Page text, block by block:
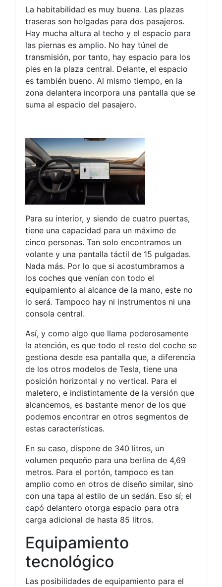
La habitabilidad es muy buena. Las plazas
traseras son holgadas para dos pasajeros.
Hay mucha altura al techo y el espacio para
las piernas es amplio. No hay túnel de
transmisión, por tanto, hay espacio para los
pies en la plaza central. Delante, el espacio
es también bueno. Al mismo tiempo, en la
zona delantera incorpora una pantalla que se
suma al espacio del pasajero.
Para su interior, y siendo de cuatro puertas,
tiene una capacidad para un máximo de
cinco personas. Tan solo encontramos un
volante y una pantalla táctil de 15 pulgadas.
Nada más. Por lo que si acostumbramos a
los coches que venían con todo el
equipamiento al alcance de la mano, este no
lo será. Tampoco hay ni instrumentos ni una
consola central.
Así, y como algo que llama poderosamente
la atención, es que todo el resto del coche se
gestiona desde esa pantalla que, a diferencia
de los otros modelos de Tesla, tiene una
posición horizontal y no vertical. Para el
maletero, e indistintamente de la versión que
alcancemos, es bastante menor de los que
podemos encontrar en otros segmentos de
estas características.
En su caso, dispone de 340 litros, un
volumen pequeño para una berlina de 4,69
metros. Para el portón, tampoco es tan
amplio como en otros de diseño similar, sino
con una tapa al estilo de un sedán. Eso sí; el
capó delantero otorga espacio para otra
carga adicional de hasta 85 litros.
Equipamiento
tecnológico
Las posibilidades de equipamiento para el